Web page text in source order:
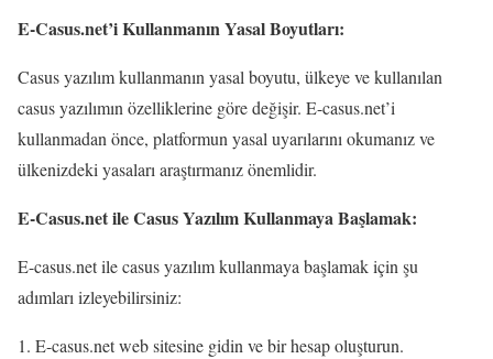
E-Casus.net’i Kullanmanın Yasal Boyutları:
Casus yazılım kullanmanın yasal boyutu, ülkeye ve kullanılan
casus yazılımın özelliklerine göre değişir. E-casus.net’i
kullanmadan önce, platformun yasal uyarılarını okumanız ve
ülkenizdeki yasaları araştırmanız önemlidir.
E-Casus.net ile Casus Yazılım Kullanmaya Başlamak:
E-casus.net ile casus yazılım kullanmaya başlamak için şu
adımları izleyebilirsiniz:
E-casus.net web sitesine gidin ve bir hesap oluşturun.